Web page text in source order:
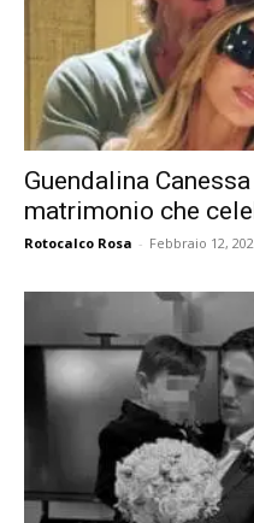
Guendalina
matrimonio che
Rotocalco Rosa - Febbraio 12,